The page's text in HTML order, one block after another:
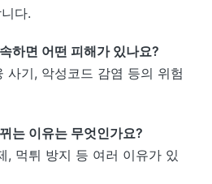
다.
하면 어떤 피해가 있나요?
사기, 악성코드 감염 등의 위험
는 이유는 무엇인가요?
, 먹튀 방지 등 여러 이유가 있